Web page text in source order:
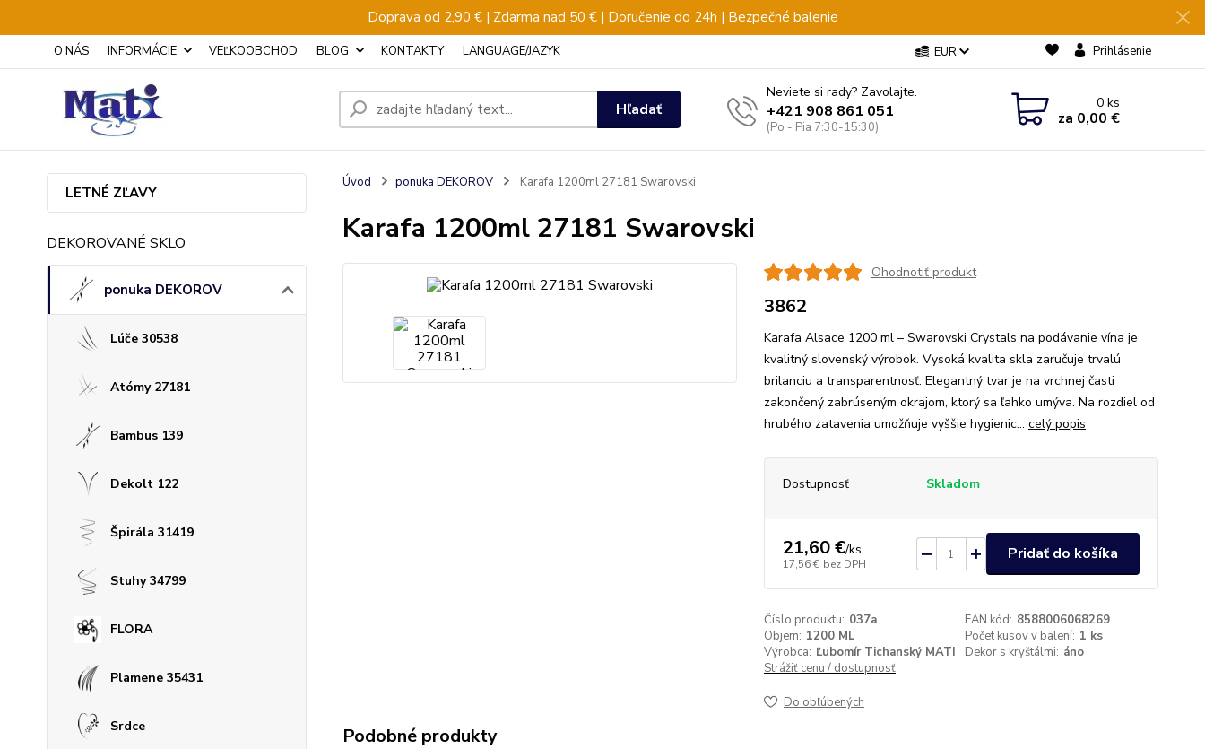
Doprava od 2,90 € | Zdarma nad 50 € | Doručenie do 24h | Bezpečné balenie
O NÁS INFORMÁCIE VEĽKOOBCHOD BLOG KONTAKTY LANGUAGE/JAZYK EUR Prihlásenie
Hľadať
Neviete si rady? Zavolajte.
+421 908 861 051
(Po - Pia 7:30-15:30)
0ks
za 0,00 €
LETNÉ ZĽAVY
DEKOROVANÉ SKLO
ponuka DEKOROV
Lúče 30538
Atómy 27181
Bambus 139
Dekolt 122
Špirála 31419
Stuhy 34799
FLORA
Plamene 35431
Srdce
Úvod ponuka DEKOROV Karafa 1200ml 27181 Swarovski
Karafa 1200ml 27181 Swarovski
Ohodnotiť produkt
3862
Karafa Alsace 1200 ml – Swarovski Crystals na podávanie vína je
kvalitný slovenský výrobok. Vysoká kvalita skla zaručuje trvalú
brilanciu a transparentnosť. Elegantný tvar je na vrchnej časti
zakončený zabrúseným okrajom, ktorý sa ľahko umýva. Na rozdiel od
hrubého zatavenia umožňuje vyššie hygienic... celý popis
Dostupnosť Skladom
21,60 €/ks
17,56 € bez DPH
Pridať do košíka
Číslo produktu: 037a EAN kód: 8588006068269
Objem: 1200 ML Počet kusov v balení: 1 ks
Výrobca: Ľubomír Tichanský MATI Dekor s kryštálmi: áno
Strážiť cenu / dostupnosť
Do obľúbených
Podobné produkty